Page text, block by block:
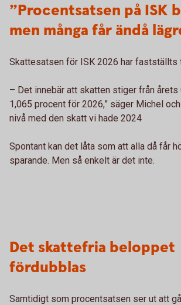
”Procentsatsen på ISK
men många får ändå
Skattesatsen för ISK 2026 har fastställts
– Det innebär att skatten stiger från
1,065 procent för 2026,” säger Michel
nivå med den skatt vi hade 2024
Spontant kan det låta som att alla då får
sparande. Men så enkelt är det inte.
Det skattefria beloppet
fördubblas
Samtidigt som procentsatsen ser ut att